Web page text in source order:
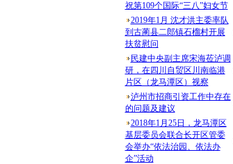
祝第109个国际“三八”妇女节
2019年1月 沈才洪主委率队
到古蔺县二郎镇石榴村开展
扶贫慰问
民建中央副主席宋海莅泸调
研，在四川自贸区川南临港
片区（龙马潭区）视察
泸州市招商引资工作中存在
的问题及建议
2018年1月25日，龙马潭区
基层委员会联合长开区管委
会举办“依法治园、依法办
企”活动